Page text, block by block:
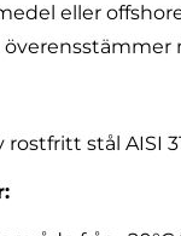
eller
rostfritt stål AISI